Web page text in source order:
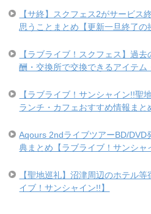
【サ終】スクフェス2がサービス
思うことまとめ【更新一旦終了の
【ラブライブ！スクフェス】過
酬・交換所で交換できるアイテム
【ラブライブ！サンシャイン!!聖
ランチ・カフェおすすめ情報まと
Aqours 2ndライブツアーBD/DVD
典まとめ【ラブライブ！サンシャ
【聖地巡礼】沼津周辺のホテル
イブ！サンシャイン!!】